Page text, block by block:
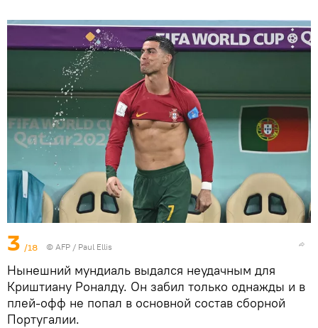
3 /18 © AFP / Paul Ellis
Нынешний мундиаль выдался неудачным для
Криштиану Роналду. Он забил только однажды и в
плей-офф не попал в основной состав сборной
Португалии.